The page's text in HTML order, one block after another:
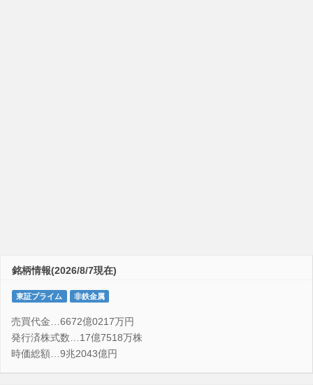
銘柄情報(2026/8/7現在)
東証プライム 非鉄金属
売買代金…6672億0217万円
発行済株式数…17億7518万株
時価総額…9兆2043億円